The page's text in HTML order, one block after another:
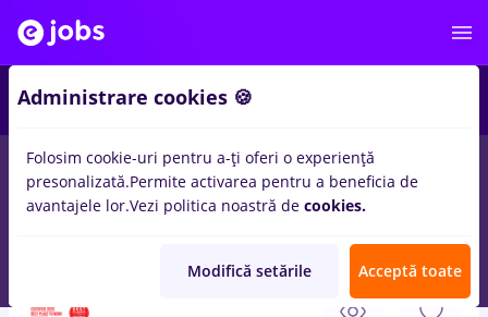
Salarii Remote (de acasă) București Cluj-
Administrare cookies 🍪
Folosim cookie-uri pentru a-ți oferi o experiență
presonalizată.Permite activarea pentru a beneficia de
avantajele lor.Vezi politica noastră de cookies.
Modifică setările Acceptă toate